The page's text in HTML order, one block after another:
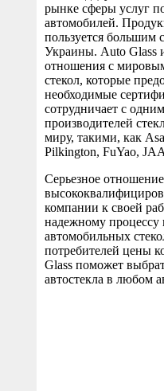
рынке сферы услуг
автомобилей.
пользуется большим
Украины. Auto Glass
отношения с
стекол, которые
необходимые
сотрудничает с
производителей
миру, такими, как
Pilkington, FuYao,
Серьезное отношение
компании к своей
надежному процессу
автомобильных
потребителей цены
Glass поможет
автостекла в любом